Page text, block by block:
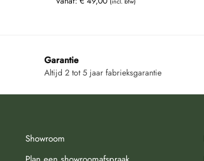
Garantie
Altijd 2 tot 5 jaar fabrieksgarantie
Showroom